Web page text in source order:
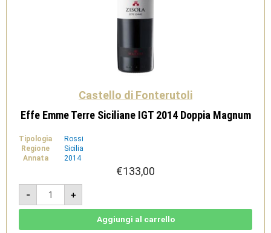
Castello di Fonterutoli
Effe Emme Terre Siciliane IGT 2014 Doppia Magnum
Tipologia
Rossi
Regione
Sicilia
Annata
2014
€133,00
-
Effe
Emme
Terre
Siciliane
+
Aggiungi al carrello